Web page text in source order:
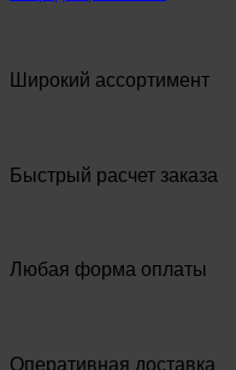
Широкий ассортимент
Быстрый расчет заказа
Любая форма оплаты
Оперативная доставка